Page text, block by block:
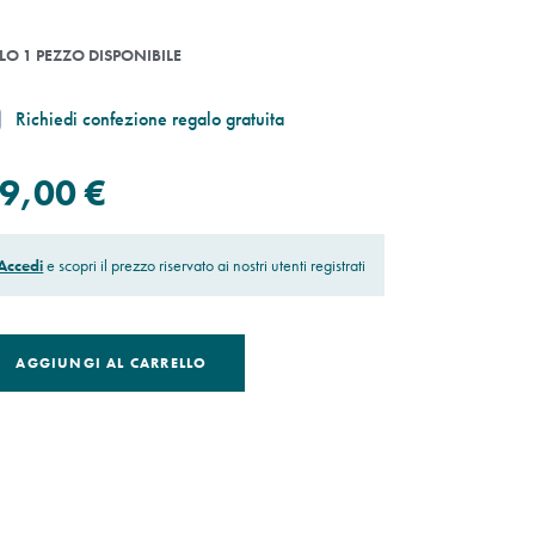
1 PEZZO DISPONIBILE
Richiedi confezione regalo gratuita
€
e scopri il prezzo riservato ai nostri utenti registrati
AGGIUNGI AL CARRELLO